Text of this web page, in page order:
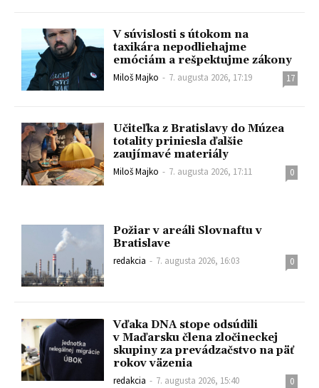
V súvislosti s útokom na
taxikára nepodliehajme
emóciám a rešpektujme zákony
Miloš Majko - 7. augusta 2026, 17:19 17
Učiteľka z Bratislavy do Múzea
totality priniesla ďalšie
zaujímavé materiály
Miloš Majko - 7. augusta 2026, 17:11 0
Požiar v areáli Slovnaftu v
Bratislave
redakcia - 7. augusta 2026, 16:03 0
Vďaka DNA stope odsúdili
v Maďarsku člena zločineckej
skupiny za prevádzačstvo na päť
rokov väzenia
redakcia - 7. augusta 2026, 15:40 0